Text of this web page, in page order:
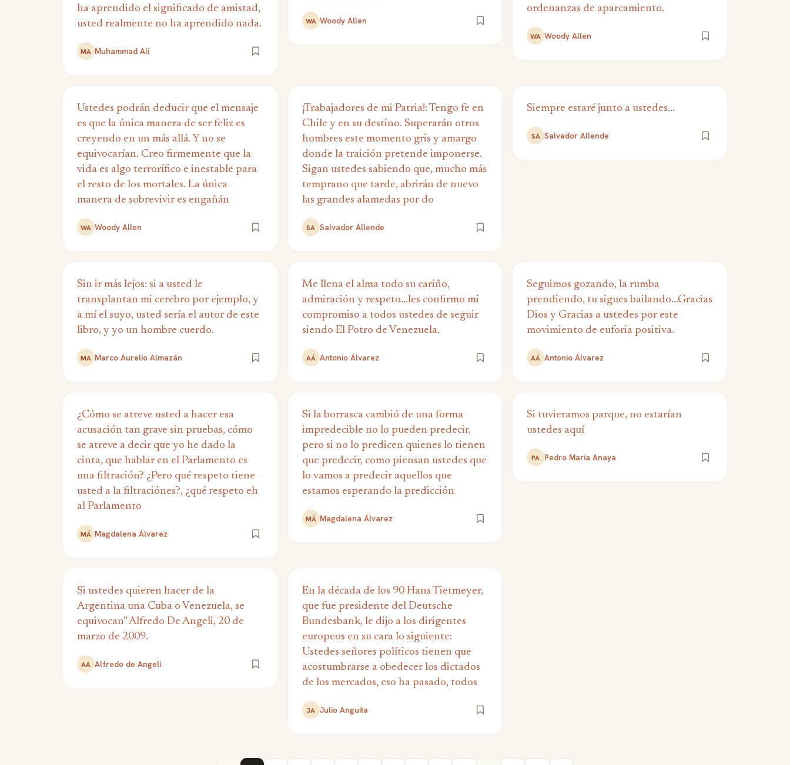
ha aprendido el significado de amistad,
usted realmente no ha aprendido nada.
MA Muhammad Ali
WA Woody Allen
ordenanzas de aparcamiento.
WA Woody Allen
Ustedes podrán deducir que el mensaje
es que la única manera de ser feliz es
creyendo en un más allá. Y no se
equivocarían. Creo firmemente que la
vida es algo terrorífico e inestable para
el resto de los mortales. La única
manera de sobrevivir es engañán
WA Woody Allen
¡Trabajadores de mi Patria!: Tengo fe en
Chile y en su destino. Superarán otros
hombres este momento gris y amargo
donde la traición pretende imponerse.
Sigan ustedes sabiendo que, mucho más
temprano que tarde, abrirán de nuevo
las grandes alamedas por do
SA Salvador Allende
Siempre estaré junto a ustedes...
SA Salvador Allende
Sin ir más lejos: si a usted le
transplantan mi cerebro por ejemplo, y
a mí el suyo, usted sería el autor de este
libro, y yo un hombre cuerdo.
MA Marco Aurelio Almazán
Me llena el alma todo su cariño,
admiración y respeto...les confirmo mi
compromiso a todos ustedes de seguir
siendo El Potro de Venezuela.
AÁ Antonio Álvarez
Seguimos gozando, la rumba
prendiendo, tu sigues bailando...Gracias
Dios y Gracias a ustedes por este
movimiento de euforia positiva.
AÁ Antonio Álvarez
¿Cómo se atreve usted a hacer esa
acusación tan grave sin pruebas, cómo
se atreve a decir que yo he dado la
cinta, que hablar en el Parlamento es
una filtración? ¿Pero qué respeto tiene
usted a la filtraciónes?, ¿qué respeto eh
al Parlamento
MÁ Magdalena Álvarez
Si la borrasca cambió de una forma
impredecible no lo pueden predecir,
pero si no lo predicen quienes lo tienen
que predecir, como piensan ustedes que
lo vamos a predecir aquellos que
estamos esperando la predicción
MÁ Magdalena Álvarez
Si tuvieramos parque, no estarían
ustedes aquí
PA Pedro María Anaya
Si ustedes quieren hacer de la
Argentina una Cuba o Venezuela, se
equivocan” Alfredo De Angeli, 20 de
marzo de 2009.
AA Alfredo de Angeli
En la década de los 90 Hans Tietmeyer,
que fue presidente del Deutsche
Bundesbank, le dijo a los dirigentes
europeos en su cara lo siguiente:
Ustedes señores políticos tienen que
acostumbrarse a obedecer los dictados
de los mercados, eso ha pasado, todos
JA Julio Anguita